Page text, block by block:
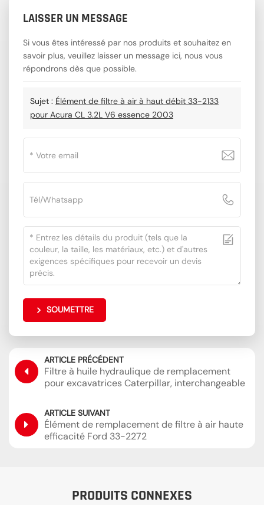
LAISSER UN MESSAGE
Si vous êtes intéressé par nos produits et souhaitez en
savoir plus, veuillez laisser un message ici, nous vous
répondrons dès que possible.
Sujet : Élément de filtre à air à haut débit 33-2133
pour Acura CL 3.2L V6 essence 2003
SOUMETTRE
ARTICLE PRÉCÉDENT
Filtre à huile hydraulique de remplacement
pour excavatrices Caterpillar, interchangeable
ARTICLE SUIVANT
Élément de remplacement de filtre à air haute
efficacité Ford 33-2272
PRODUITS CONNEXES